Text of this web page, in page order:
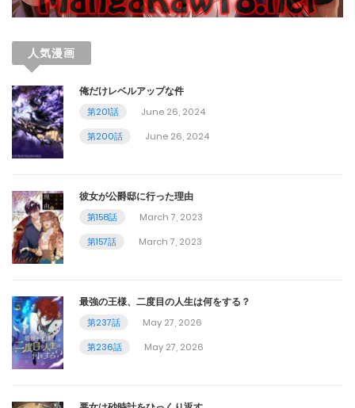
人気漫画
俺だけレベルアップな件
第201話
June 26, 2024
第200話
June 26, 2024
彼女が公爵邸に行った理由
第158話
March 7, 2023
第157話
March 7, 2023
最強の王様、二度目の人生は何をする？
第237話
May 27, 2026
第236話
May 27, 2026